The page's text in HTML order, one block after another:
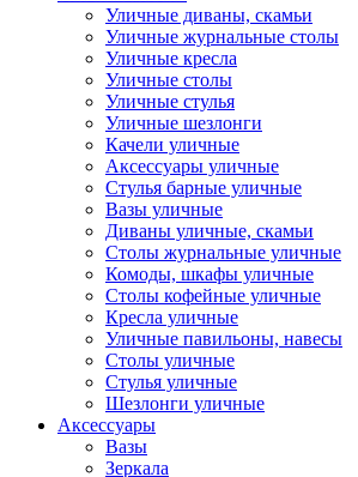
Уличные диваны, скамьи
Уличные журнальные столы
Уличные кресла
Уличные столы
Уличные стулья
Уличные шезлонги
Качели уличные
Аксессуары уличные
Стулья барные уличные
Вазы уличные
Диваны уличные, скамьи
Столы журнальные уличные
Комоды, шкафы уличные
Столы кофейные уличные
Кресла уличные
Уличные павильоны, навесы
Столы уличные
Стулья уличные
Шезлонги уличные
Аксессуары
Вазы
Зеркала